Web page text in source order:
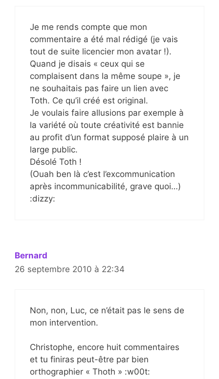
Je me rends compte que mon
commentaire a été mal rédigé (je vais
tout de suite licencier mon avatar !).
Quand je disais « ceux qui se
complaisent dans la même soupe », je
ne souhaitais pas faire un lien avec
Toth. Ce qu’il créé est original.
Je voulais faire allusions par exemple à
la variété où toute créativité est bannie
au profit d’un format supposé plaire à un
large public.
Désolé Toth !
(Ouah ben là c’est l’excommunication
après incommunicabilité, grave quoi…)
:dizzy:
Bernard
26 septembre 2010 à 22:34
Non, non, Luc, ce n’était pas le sens de
mon intervention.
Christophe, encore huit commentaires
et tu finiras peut-être par bien
orthographier « Thoth » :w00t: